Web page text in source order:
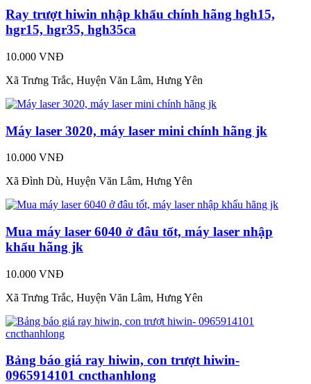
Ray trượt hiwin nhập khẩu chính hãng hgh15,
hgr15, hgr35, hgh35ca
10.000 VNĐ
Xã Trưng Trắc, Huyện Văn Lâm, Hưng Yên
Máy laser 3020, máy laser mini chính hãng jk
10.000 VNĐ
Xã Đình Dù, Huyện Văn Lâm, Hưng Yên
Mua máy laser 6040 ở đâu tốt, máy laser nhập
khẩu hãng jk
10.000 VNĐ
Xã Trưng Trắc, Huyện Văn Lâm, Hưng Yên
Bảng báo giá ray hiwin, con trượt hiwin-
0965914101 cncthanhlong